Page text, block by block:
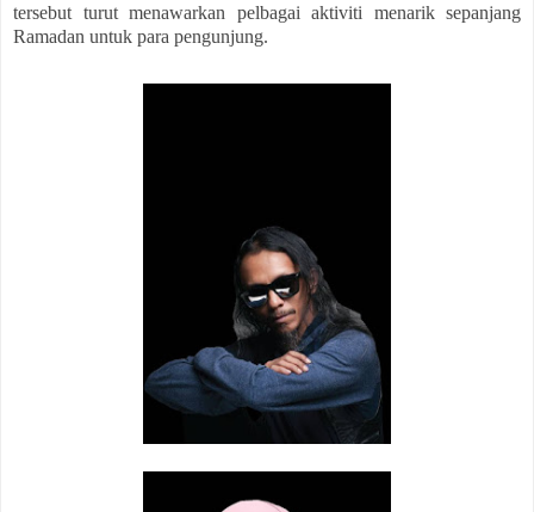
tersebut turut menawarkan pelbagai aktiviti menarik sepanjang
Ramadan untuk para pengunjung.